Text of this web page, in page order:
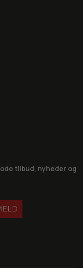
tilbud, nyheder og